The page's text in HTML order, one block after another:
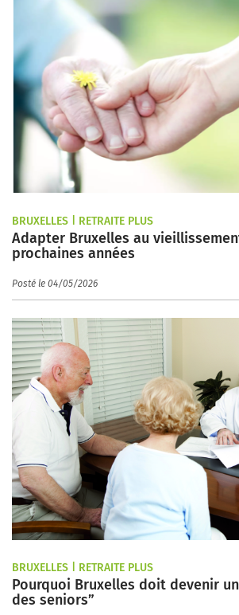
BRUXELLES | RETRAITE PLUS
Adapter Bruxelles au
prochaines années
Posté le 04/05/2026
BRUXELLES | RETRAITE PLUS
Pourquoi Bruxelles doit devenir
des seniors”